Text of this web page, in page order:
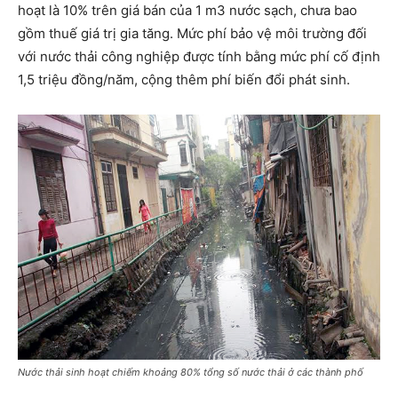
hoạt là 10% trên giá bán của 1 m3 nước sạch, chưa bao
gồm thuế giá trị gia tăng. Mức phí bảo vệ môi trường đối
với nước thải công nghiệp được tính bằng mức phí cố định
1,5 triệu đồng/năm, cộng thêm phí biến đổi phát sinh.
Nước thải sinh hoạt chiếm khoảng 80% tổng số nước thải ở các thành phố